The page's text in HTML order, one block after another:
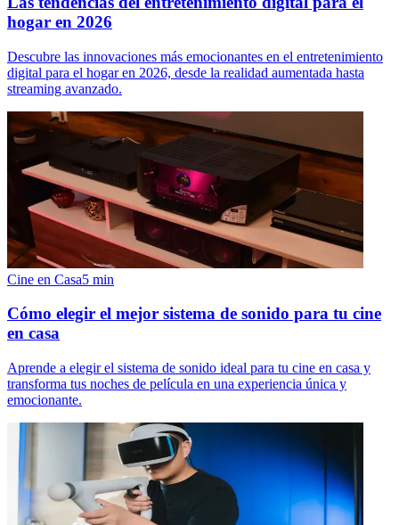
hogar en 2026
Descubre las innovaciones más emocionantes en el entretenimiento
digital para el hogar en 2026, desde la realidad aumentada hasta
streaming avanzado.
Cine en Casa5 min
Cómo elegir el mejor sistema de sonido para tu cine
en casa
Aprende a elegir el sistema de sonido ideal para tu cine en casa y
transforma tus noches de película en una experiencia única y
emocionante.